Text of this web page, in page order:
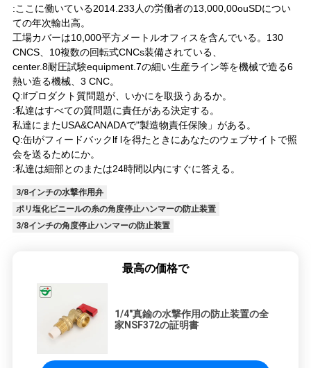
:ここに働いている2014.233人の労働者の13,000,00ouSDについ
ての年次輸出高。
工場カバーは10,000平方メートルオフィスを含んでいる。130
CNCS、10複数の回転式CNCs装備されている、
center.8耐圧試験equipment.7の細い生産ライン等を機械で造る6
熱い造る機械、3 CNC。
Q:lfプロダクト質問題が、いかにを取扱うあるか。
:私達はすべての質問題に責任がある決定する。
私達にまたUSA&CANADAで"製造物責任保険」がある。
Q:缶lがフィードバックlf lを得たときにあなたのウェブサイトで照
会を送るためにか。
:私達は細部とのまたは24時間以内にすぐに答える。
3/8インチの水撃作用弁
ポリ塩化ビニールの糸の角度停止ハンマーの防止装置
3/8インチの角度停止ハンマーの防止装置
最高の価格で
1/4"真鍮の水撃作用の防止装置の全
家NSF372の証明書